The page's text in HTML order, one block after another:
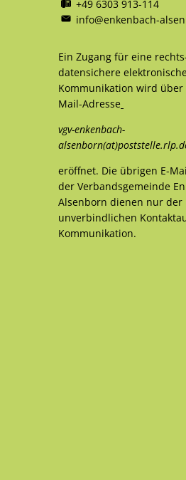
+49 6303 913-114
info@enkenbach-
Ein Zugang für eine
datensichere
Kommunikation wird über
Mail-Adresse
vgv-enkenbach-
eröffnet. Die übrigen E-
der Verbandsgemeinde
Alsenborn dienen nur der
unverbindlichen
Kommunikation.